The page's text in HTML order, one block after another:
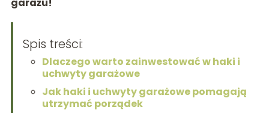
garażu!
Spis treści:
Dlaczego warto zainwestować w haki i
uchwyty garażowe
Jak haki i uchwyty garażowe pomagają
utrzymać porządek